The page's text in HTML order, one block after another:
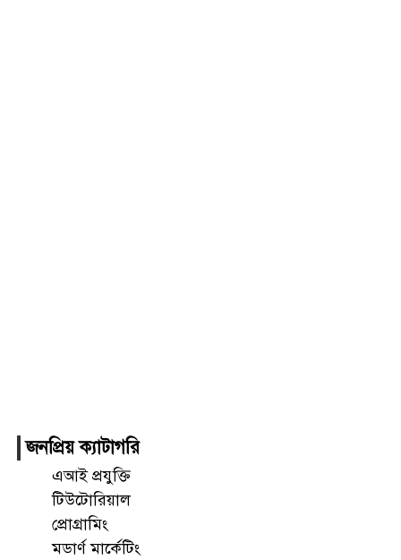
জনপ্রিয় ক্যাটাগরি
এআই প্রযুক্তি
টিউটোরিয়াল
প্রোগ্রামিং
মডার্ণ মার্কেটিং